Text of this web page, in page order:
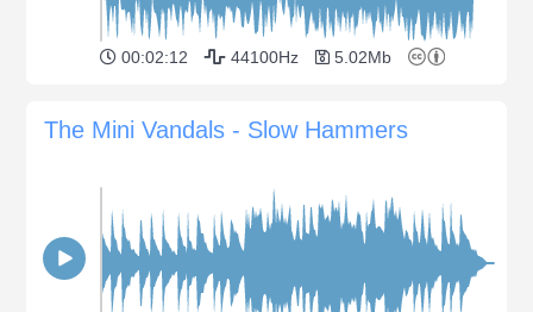
00:02:12 44100Hz 5.02Mb
The Mini Vandals - Slow Hammers